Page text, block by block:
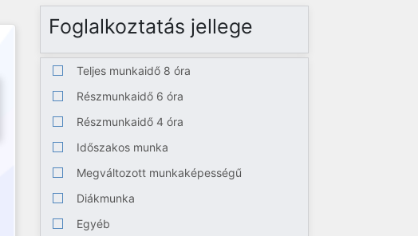
Foglalkoztatás jellege
Teljes munkaidő 8 óra
Részmunkaidő 6 óra
Részmunkaidő 4 óra
Időszakos munka
Megváltozott munkaképességű
Diákmunka
Egyéb